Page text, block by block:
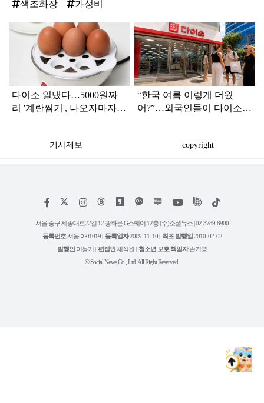
색조화장
가성비
탑
라
다이소 일냈다…5000원짜
리 '계란찜기', 나오자마자
“한국 여름 이렇게 더웠
어?”…외국인들이 다이소서
기사제보 copyright
페
스
인
타
램
위
트
유
튜
틱
서울 중구 세종대로22길 12 광화문 G스퀘어 12층 (주)소셜뉴스 | 02-3789-8900
등록번호 서울 아01019 | 등록일자2009. 11. 10 | 최초 발행일 2010. 02. 02
발행인 이동기 | 편집인 채석원 | 청소년 보호 책임자손기영
© Social News Co., Ltd. All Right Reserved.